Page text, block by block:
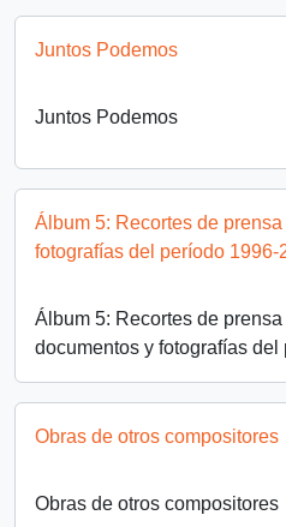
Juntos Podemos
Juntos Podemos
Álbum 5: Recortes de
fotografías del período 1996-
Álbum 5: Recortes de prensa
documentos y fotografías
Obras de otros compositores
Obras de otros compositores